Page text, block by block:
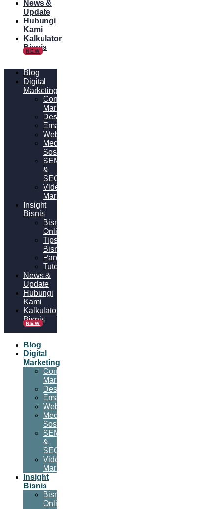
News &
Update
Hubungi
Kami
Kalkulator
Bisnis
NEW
Blog
Digital
Marketing
Content
Marketing
Desain
Email
Website
Media
Sosial
SEM
&
SEO
Video
Marketing
Insight
Bisnis
Bisnis
Online
Tips
Bisnis
Panduan
Tutorial
News &
Update
Hubungi
Kami
Kalkulator
Bisnis
NEW
Blog
Digital
Marketing
Content
Marketing
Desain
Email
Website
Media
Sosial
SEM
&
SEO
Video
Marketing
Insight
Bisnis
Bisnis
Online